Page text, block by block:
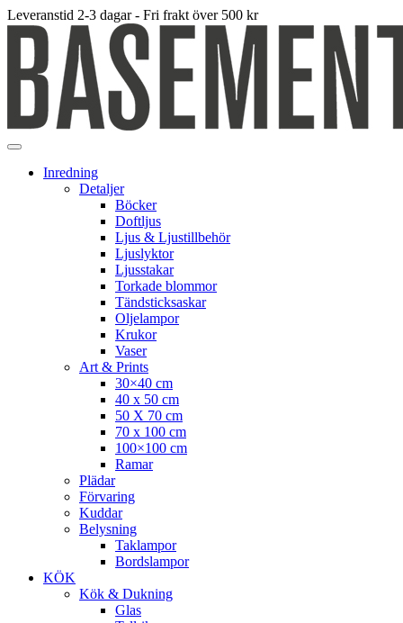
Leveranstid 2-3 dagar - Fri frakt över 500 kr
Inredning
Detaljer
Böcker
Doftljus
Ljus & Ljustillbehör
Ljuslyktor
Ljusstakar
Torkade blommor
Tändsticksaskar
Oljelampor
Krukor
Vaser
Art & Prints
30×40 cm
40 x 50 cm
50 X 70 cm
70 x 100 cm
100×100 cm
Ramar
Plädar
Förvaring
Kuddar
Belysning
Taklampor
Bordslampor
KÖK
Kök & Dukning
Glas